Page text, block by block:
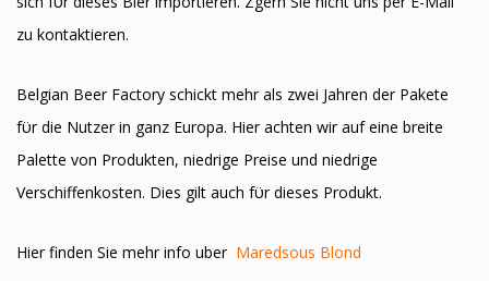
zu kontaktieren.
Belgian Beer Factory schickt mehr als zwei Jahren der Pakete
fϋr die Nutzer in ganz Europa. Hier achten wir auf eine breite
Palette von Produkten, niedrige Preise und niedrige
Verschiffenkosten. Dies gilt auch fϋr dieses Produkt.
Hier finden Sie mehr info uber Maredsous Blond